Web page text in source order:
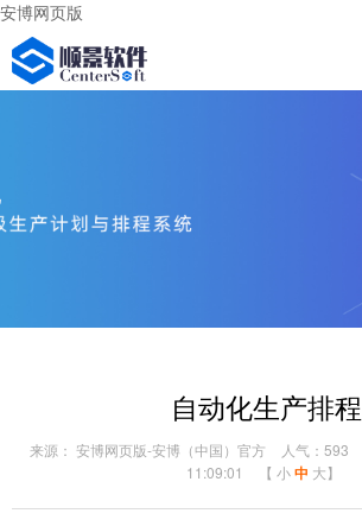
安博网页版
自动化生产排程
来源： 安博网页版-安博（中国）官方 人气：593
11:09:01
【 小 中 大】